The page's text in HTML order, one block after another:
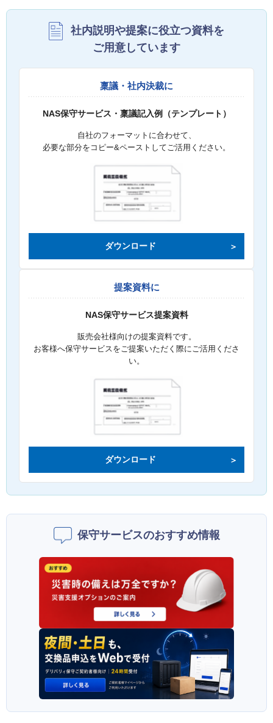
社内説明や提案に役立つ資料を
ご用意しています
稟議・社内決裁に
NAS保守サービス・稟議記入例（テンプレート）
自社のフォーマットに合わせて、
必要な部分をコピー&ペーストしてご活用ください。
ダウンロード
提案資料に
NAS保守サービス提案資料
販売会社様向けの提案資料です。
お客様へ保守サービスをご提案いただく際にご活用くださ
い。
ダウンロード
保守サービスのおすすめ情報